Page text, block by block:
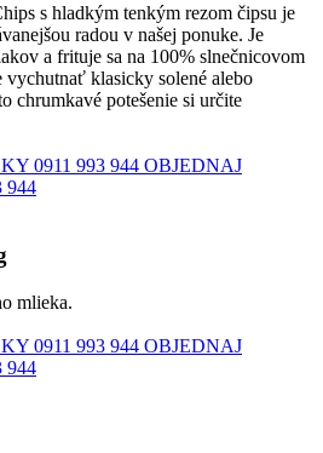
s hladkým tenkým rezom čipsu je
radou v našej ponuke. Je
a frituje sa na 100% slnečnicovom
vychutnať klasicky solené alebo
chrumkavé potešenie si určite
0911 993 944 OBJEDNAJ
944
mlieka.
0911 993 944 OBJEDNAJ
944